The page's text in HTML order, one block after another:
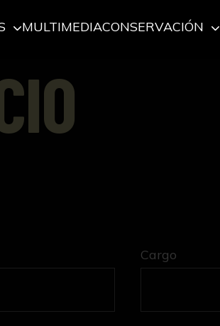
MULTIMEDIACONSERVACIÓN
Cargo